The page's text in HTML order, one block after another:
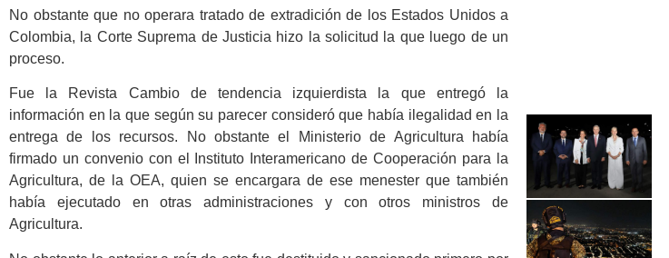
No obstante que no operara tratado de extradición de los Estados Unidos a
Colombia, la Corte Suprema de Justicia hizo la solicitud la que luego de un
proceso.
Fue la Revista Cambio de tendencia izquierdista la que entregó la
información en la que según su parecer consideró que había ilegalidad en la
entrega de los recursos. No obstante el Ministerio de Agricultura había
firmado un convenio con el Instituto Interamericano de Cooperación para la
Agricultura, de la OEA, quien se encargara de ese menester que también
había ejecutado en otras administraciones y con otros ministros de
Agricultura.